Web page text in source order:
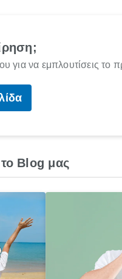
για να εμπλουτίσεις το
Blog μας